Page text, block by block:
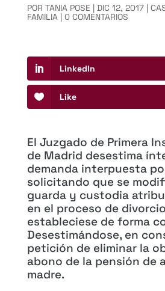
POR TANIA POSE| DIC 12, 2017|
FAMILIA| 0 COMENTARIOS
LinkedIn
Like
El Juzgado de Primera
de Madrid desestima
demanda interpuesta
solicitando que se
guarda y custodia
en el proceso de
estableciese de forma
Desestimándose, en
petición de eliminar la
abono de la pensión de
madre.